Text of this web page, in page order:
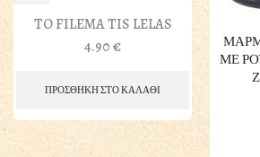
TO FILEMA TIS LELAS
4.90€
ΠΡΟΣΘΗΚΗ ΣΤΟ ΚΑΛΑΘΙ
ΜΕ